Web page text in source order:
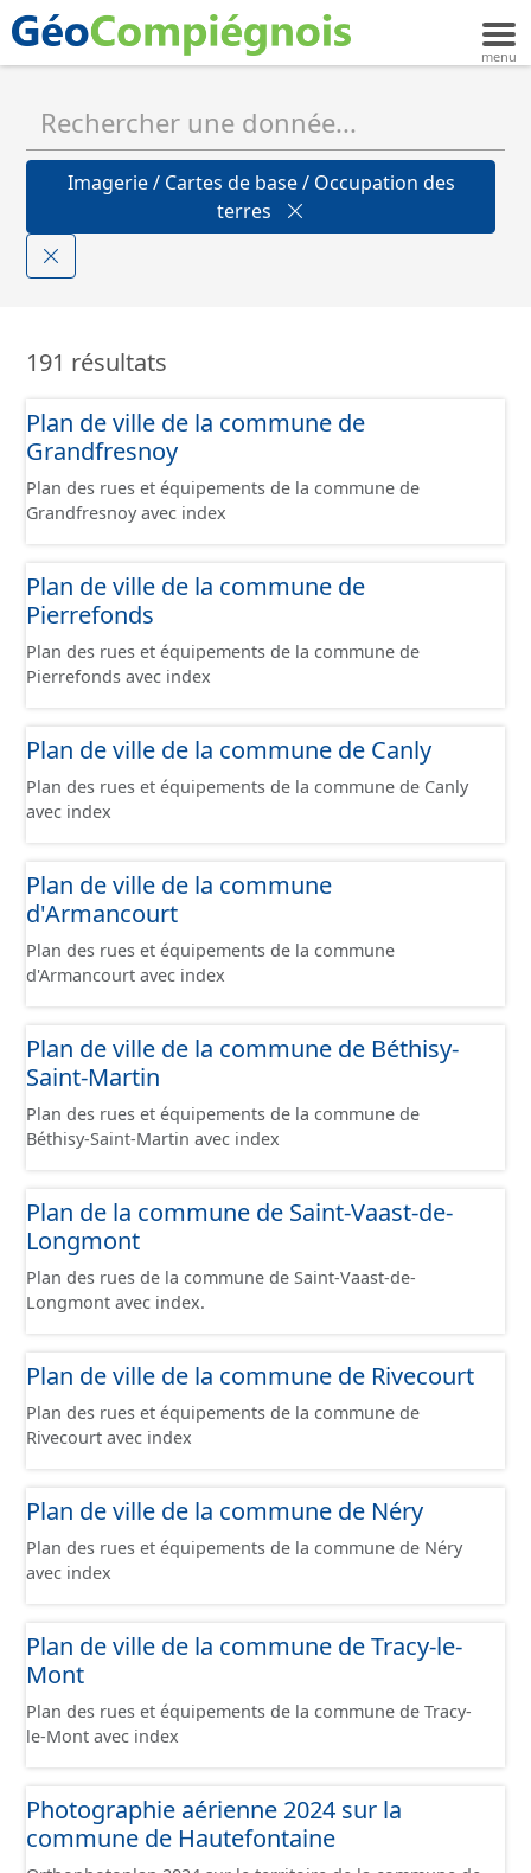
Imagerie / Cartes de base / Occupation des
terres
191 résultats
Plan de ville de la commune de
Grandfresnoy
Plan des rues et équipements de la commune de
Grandfresnoy avec index
Plan de ville de la commune de
Pierrefonds
Plan des rues et équipements de la commune de
Pierrefonds avec index
Plan de ville de la commune de Canly
Plan des rues et équipements de la commune de Canly
avec index
Plan de ville de la commune
d'Armancourt
Plan des rues et équipements de la commune
d'Armancourt avec index
Plan de ville de la commune de Béthisy-
Saint-Martin
Plan des rues et équipements de la commune de
Béthisy-Saint-Martin avec index
Plan de la commune de Saint-Vaast-de-
Longmont
Plan des rues de la commune de Saint-Vaast-de-
Longmont avec index.
Plan de ville de la commune de Rivecourt
Plan des rues et équipements de la commune de
Rivecourt avec index
Plan de ville de la commune de Néry
Plan des rues et équipements de la commune de Néry
avec index
Plan de ville de la commune de Tracy-le-
Mont
Plan des rues et équipements de la commune de Tracy-
le-Mont avec index
Photographie aérienne 2024 sur la
commune de Hautefontaine